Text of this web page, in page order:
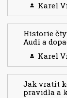
Karel
Historie
Audi a
Karel
Jak vratit
pravidla a